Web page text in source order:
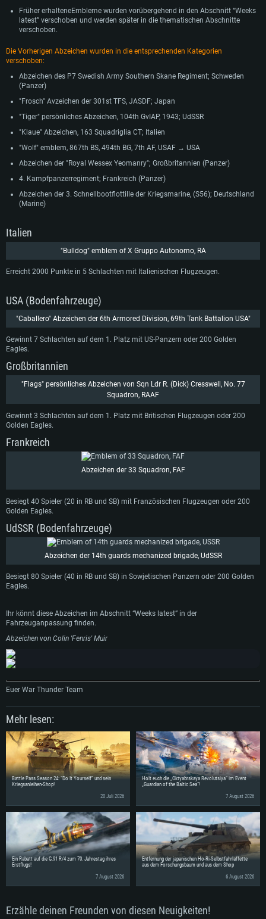
Früher erhalteneEmbleme wurden vorübergehend in den Abschnitt “Weeks
latest” verschoben und werden später in die thematischen Abschnitte
verschoben.
Die Vorherigen Abzeichen wurden in die entsprechenden Kategorien
verschoben:
Abzeichen des P7 Swedish Army Southern Skane Regiment; Schweden
(Panzer)
"Frosch" Avzeichen der 301st TFS, JASDF; Japan
"Tiger" persönliches Abzeichen, 104th GvIAP, 1943; UdSSR
"Klaue" Abzeichen, 163 Squadriglia CT; Italien
"Wolf" emblem, 867th BS, 494th BG, 7th AF, USAF → USA
Abzeichen der "Royal Wessex Yeomanry"; Großbritannien (Panzer)
4. Kampfpanzerregiment; Frankreich (Panzer)
Abzeichen der 3. Schnellbootflottille der Kriegsmarine, (S56); Deutschland
(Marine)
Italien
"Bulldog" emblem of X Gruppo Autonomo, RA
Erreicht 2000 Punkte in 5 Schlachten mit Italienischen Flugzeugen.
USA (Bodenfahrzeuge)
"Caballero" Abzeichen der 6th Armored Division, 69th Tank Battalion USA"
Gewinnt 7 Schlachten auf dem 1. Platz mit US-Panzern oder 200 Golden
Eagles.
Großbritannien
"Flags" persönliches Abzeichen von Sqn Ldr R. (Dick) Cresswell, No. 77
Squadron, RAAF
Gewinnt 3 Schlachten auf dem 1. Platz mit Britischen Flugzeugen oder 200
Golden Eagles.
Frankreich
Abzeichen der 33 Squadron, FAF
Besiegt 40 Spieler (20 in RB und SB) mit Französischen Flugzeugen oder 200
Golden Eagles.
UdSSR (Bodenfahrzeuge)
Abzeichen der 14th guards mechanized brigade, UdSSR
Besiegt 80 Spieler (40 in RB und SB) in Sowjetischen Panzern oder 200 Golden
Eagles.
Ihr könnt diese Abzeichen im Abschnitt “Weeks latest” in der
Fahrzeuganpassung finden.
Abzeichen von Colin 'Fenris' Muir
Euer War Thunder Team
Mehr lesen:
Battle Pass Season 24: “Do It Yourself” und sein
Kriegsanleihen-Shop!
20 Juli 2026
Holt euch die „Oktyabrskaya Revolutsiya“ im Event
„Guardian of the Baltic Sea“!
7 August 2026
Ein Rabatt auf die G.91 R/4 zum 70. Jahrestag ihres
Erstflugs!
7 August 2026
Entfernung der japanischen Ho-Ri-Selbstfahrlaffette
aus dem Forschungsbaum und aus dem Shop
6 August 2026
Erzähle deinen Freunden von diesen Neuigkeiten!